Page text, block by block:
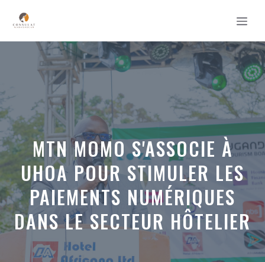
contenu
MTN MOMO S'ASSOCIE À
UHOA POUR STIMULER LES
PAIEMENTS NUMÉRIQUES
DANS LE SECTEUR HÔTELIER